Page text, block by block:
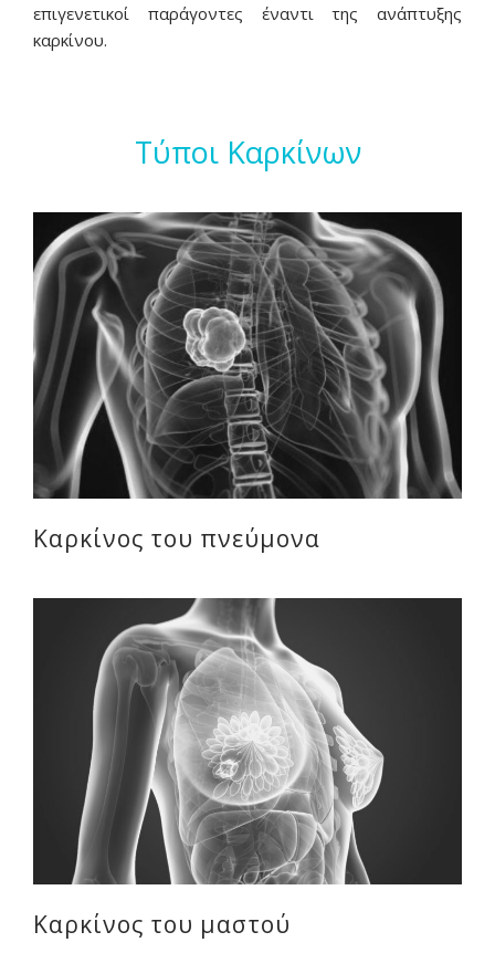
επιγενετικοί παράγοντες έναντι της ανάπτυξης
καρκίνου.
Τύποι Καρκίνων
Καρκίνος του πνεύμονα
Καρκίνος του μαστού